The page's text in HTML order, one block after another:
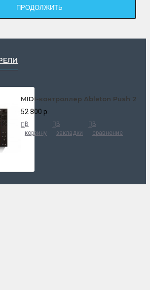
ПРОДОЛЖИТЬ
MIDI-контроллер Ableton Push 2
52 800 р.
В
корзину
В
закладки
В
сравнение